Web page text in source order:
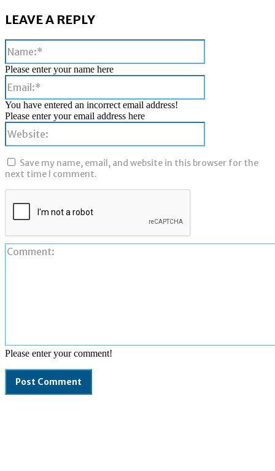
LEAVE A REPLY
Please enter your comment!
Please enter your name here
You have entered an incorrect email address!
Please enter your email address here
Save my name, email, and website in this browser for the
next time I comment.